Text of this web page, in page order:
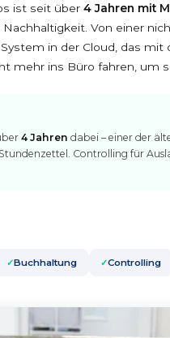
ist seit über 4 Jahren mit
Von einer
in der Cloud, das
mehr ins Büro fahren, um
4 Jahren dabei – einer der
Controlling für
Buchhaltung Controlling